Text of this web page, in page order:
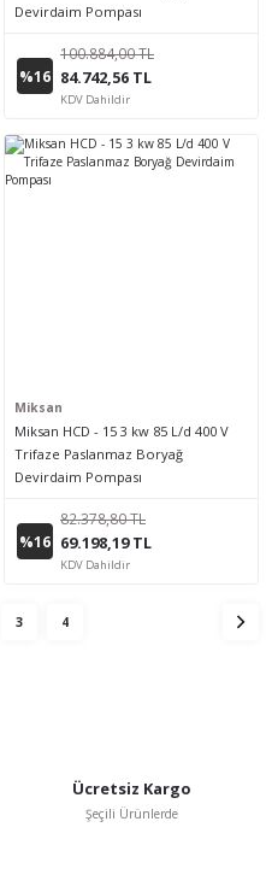
Devirdaim Pompası
%16
100.884,00 TL
84.742,56 TL
KDV Dahildir
Miksan
Miksan HCD - 15 3 kw 85 L/d 400 V
Trifaze Paslanmaz Boryağ
Devirdaim Pompası
%16
82.378,80 TL
69.198,19 TL
KDV Dahildir
3 4
Ücretsiz Kargo
Şeçili Ürünlerde